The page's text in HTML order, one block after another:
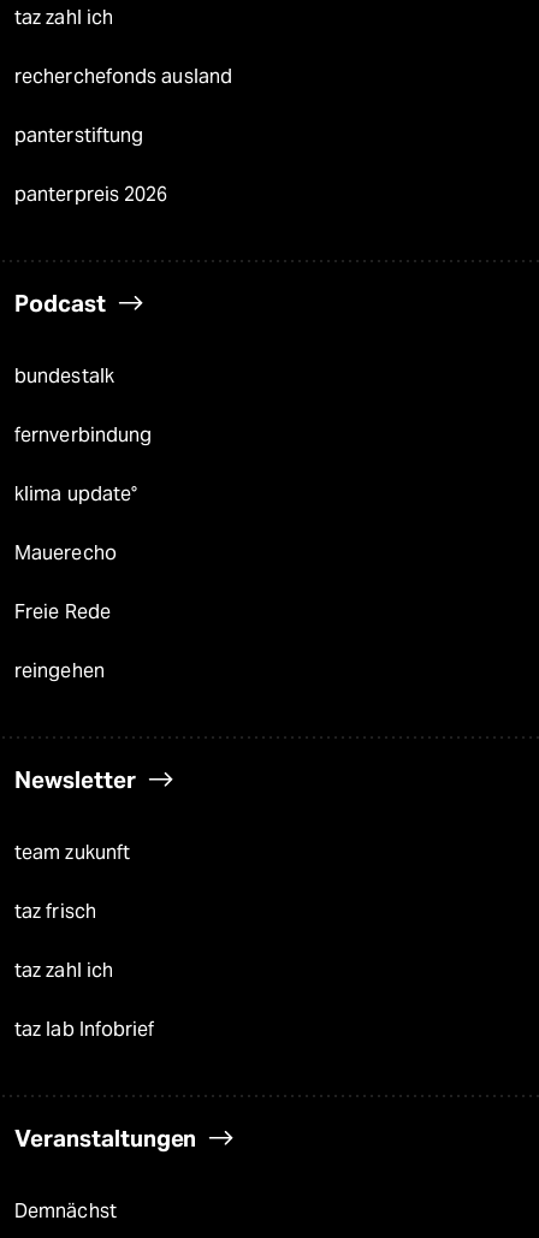
taz zahl ich
recherchefonds ausland
panterstiftung
panterpreis 2026
Podcast
bundestalk
fernverbindung
klima update°
Mauerecho
Freie Rede
reingehen
Newsletter
team zukunft
taz frisch
taz zahl ich
taz lab Infobrief
Veranstaltungen
Demnächst